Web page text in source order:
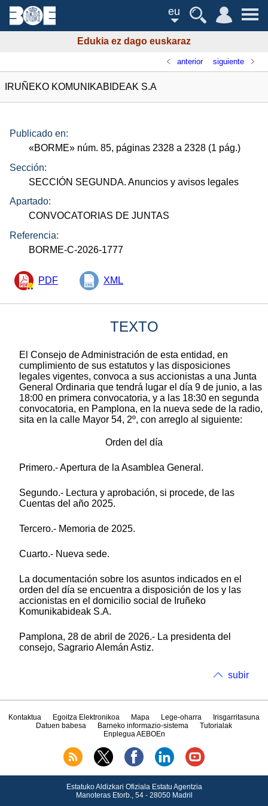
eu
Edukia ez dago euskaraz
anterior siguiente
IRUÑEKO KOMUNIKABIDEAK S.A
Publicado en:
«BORME» núm. 85, páginas 2328 a 2328 (1 pág.)
Sección:
SECCIÓN SEGUNDA. Anuncios y avisos legales
Apartado:
CONVOCATORIAS DE JUNTAS
Referencia:
BORME-C-2026-1777
PDF XML
TEXTO
El Consejo de Administración de esta entidad, en
cumplimiento de sus estatutos y las disposiciones
legales vigentes, convoca a sus accionistas a una Junta
General Ordinaria que tendrá lugar el día 9 de junio, a las
18:00 en primera convocatoria, y a las 18:30 en segunda
convocatoria, en Pamplona, en la nueva sede de la radio,
sita en la calle Mayor 54, 2º, con arreglo al siguiente:
Orden del día
Primero.- Apertura de la Asamblea General.
Segundo.- Lectura y aprobación, si procede, de las
Cuentas del año 2025.
Tercero.- Memoria de 2025.
Cuarto.- Nueva sede.
La documentación sobre los asuntos indicados en el
orden del día se encuentra a disposición de los y las
accionistas en el domicilio social de Iruñeko
Komunikabideak S.A.
Pamplona, 28 de abril de 2026.- La presidenta del
consejo, Sagrario Alemán Astiz.
subir
Kontaktua Egoitza Elektronikoa Mapa Lege-oharra
Irisgarritasuna
Datuen babesa
Barneko informazio-sistema
Tutorialak
Enplegua AEBOEn
Estatuko Aldizkari Ofiziala Estatu Agentzia
Manoteras Etorb., 54 - 28050 Madril